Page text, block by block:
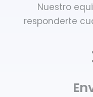
Nuestro
responderte